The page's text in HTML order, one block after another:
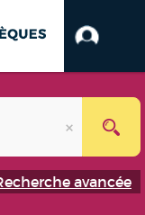
avancée